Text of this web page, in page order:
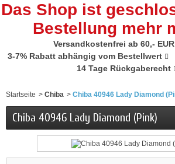
Das Shop ist
Bestellung mehr
Versandkostenfrei ab 60,- EUR
3-7% Rabatt abhängig vom Bestellwert
14 Tage Rückgaberecht
Startseite > Chiba > Chiba 40946 Lady Diamond
Chiba 40946 Lady Diamond (Pink)